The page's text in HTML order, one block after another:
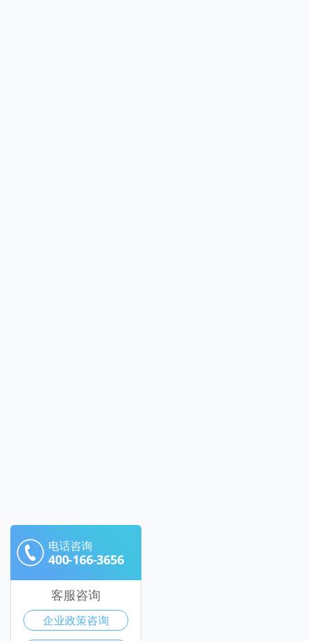
电话咨询
400-166-3656
客服咨询
企业政策咨询